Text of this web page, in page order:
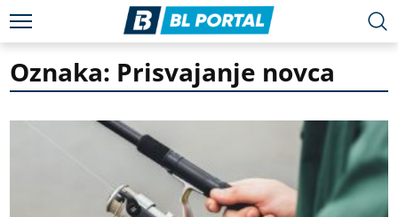
Oznaka: Prisvajanje novca